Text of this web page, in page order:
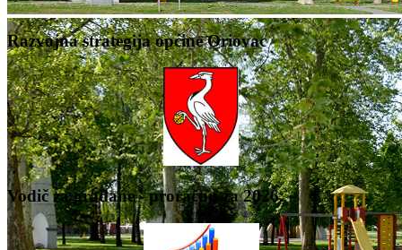
Razvojna strategija općine Oriovac
Vodič za građane - proračun za 2026.